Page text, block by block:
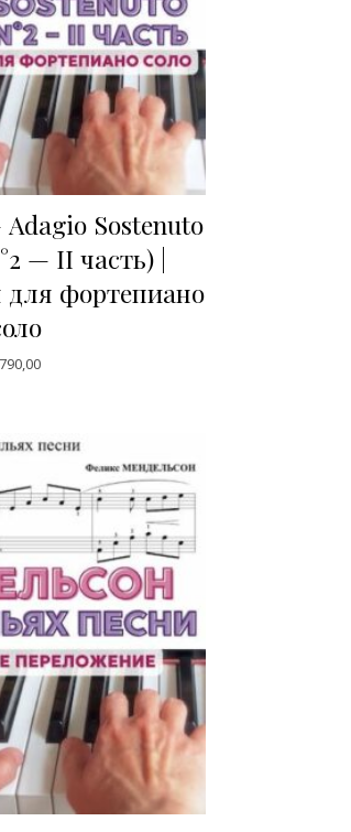
Sostenuto
— II часть) |
фортепиано
790,00